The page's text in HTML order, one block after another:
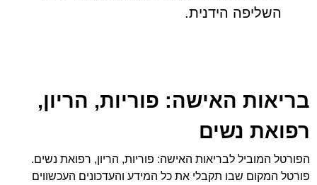
השליפה הידנית.
בריאות האישה: פוריות, הריון,
רפואת נשים
הפורטל המוביל לבריאות האישה: פוריות, הריון, רפואת נשים.
פורטל המקום שבו תקבלי את כל המידע והעדכונים העכשווים